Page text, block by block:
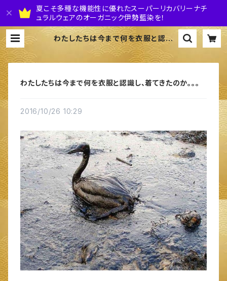
夏こそ多種な機能性に優れたスーパーリカバリーナチ
ュラルウェアのオーガニック伊勢藍染を！
わたしたちは今まで何を衣服と認識
し、着てきたのか。。。 | 株式会社 伊勢
藍JAPAN
わたしたちは今まで何を衣服と認識し、着てきたのか。。。
2016/10/26 10:29